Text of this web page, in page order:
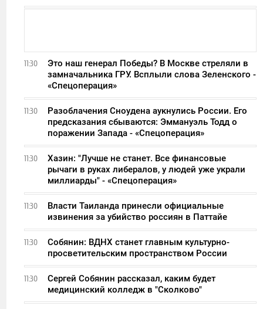
11:30
Это наш генерал Победы? В Москве стреляли в
замначальника ГРУ. Всплыли слова Зеленского -
«Спецоперация»
11:30
Разоблачения Сноудена аукнулись России. Его
предсказания сбываются: Эммануэль Тодд о
поражении Запада - «Спецоперация»
11:30
Хазин: "Лучше не станет. Все финансовые
рычаги в руках либералов, у людей уже украли
миллиарды" - «Спецоперация»
11:30
Власти Таиланда принесли официальные
извинения за убийство россиян в Паттайе
11:30
Собянин: ВДНХ станет главным культурно-
просветительским пространством России
11:30
Сергей Собянин рассказал, каким будет
медицинский колледж в "Сколково"